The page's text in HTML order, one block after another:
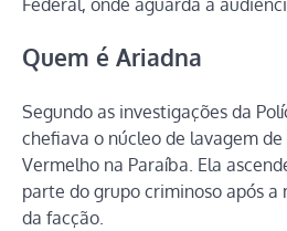
Federal, onde aguarda a
Quem é Ariadna
Segundo as investigações da
chefiava o núcleo de lavagem
Vermelho na Paraíba. Ela
parte do grupo criminoso após
da facção.